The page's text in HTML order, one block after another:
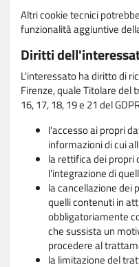
Altri cookie tecnici
funzionalità aggiuntive
Diritti
L'interessato ha diritto di
Firenze, quale Titolare del
16, 17, 18, 19 e 21 del
l'accesso ai propri
informazioni di cui
la rettifica dei propri
l'integrazione di
la cancellazione dei
quelli contenuti in
obbligatoriamente
che sussista un
procedere al
la limitazione del